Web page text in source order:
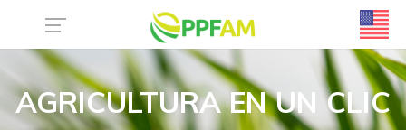
AGRICULTURA EN UN CLIC